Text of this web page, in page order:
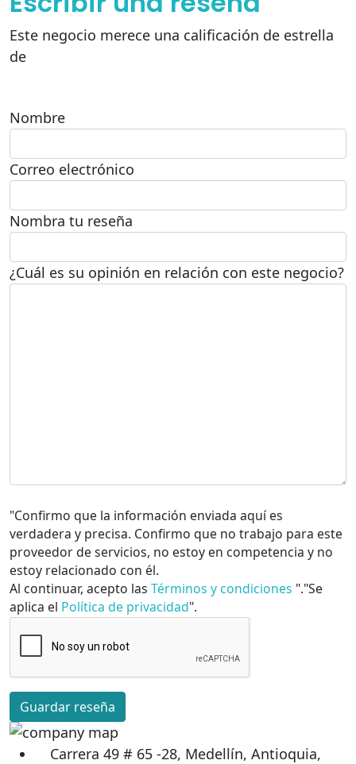
Este negocio merece una calificación de estrella
de
Nombre
Correo electrónico
Nombra tu reseña
¿Cuál es su opinión en relación con este negocio?
"Confirmo que la información enviada aquí es
verdadera y precisa. Confirmo que no trabajo para este
proveedor de servicios, no estoy en competencia y no
estoy relacionado con él.
Al continuar, acepto las Términos y condiciones "."Se
aplica el Política de privacidad".
Guardar reseña
Carrera 49 # 65 -28, Medellín, Antioquia,